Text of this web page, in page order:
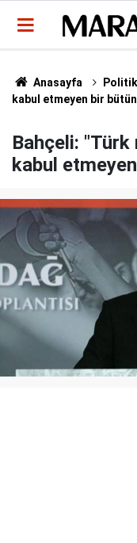
Anasayfa
kabul etmeyen bir
Bahçeli:
kabul